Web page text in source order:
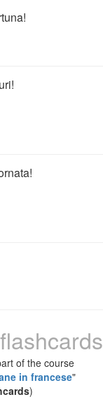
of the course
in francese"
)